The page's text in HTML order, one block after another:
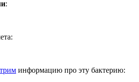
:
информацию про эту бактерию: